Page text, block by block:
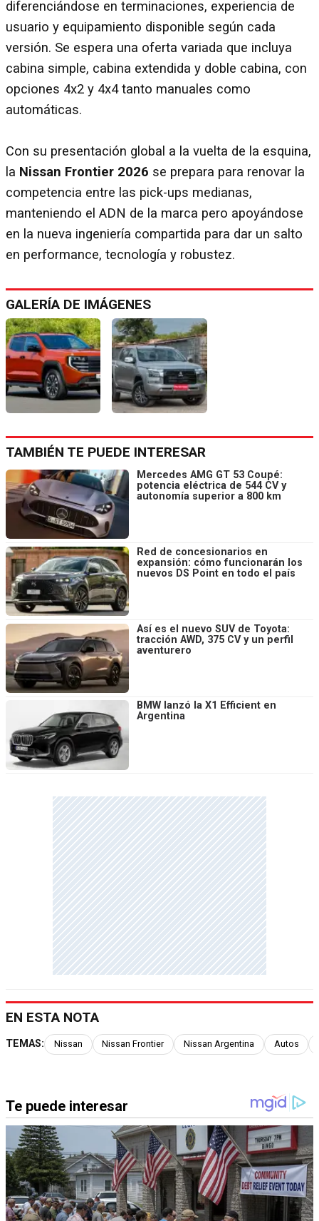
diferenciándose en terminaciones, experiencia de
usuario y equipamiento disponible según cada
versión. Se espera una oferta variada que incluya
cabina simple, cabina extendida y doble cabina, con
opciones 4x2 y 4x4 tanto manuales como
automáticas.
Con su presentación global a la vuelta de la esquina,
la Nissan Frontier 2026 se prepara para renovar la
competencia entre las pick-ups medianas,
manteniendo el ADN de la marca pero apoyándose
en la nueva ingeniería compartida para dar un salto
en performance, tecnología y robustez.
GALERÍA DE IMÁGENES
TAMBIÉN TE PUEDE INTERESAR
Mercedes AMG GT 53 Coupé:
potencia eléctrica de 544 CV y
autonomía superior a 800 km
Red de concesionarios en
expansión: cómo funcionarán los
nuevos DS Point en todo el país
Así es el nuevo SUV de Toyota:
tracción AWD, 375 CV y un perfil
aventurero
BMW lanzó la X1 Efficient en
Argentina
EN ESTA NOTA
TEMAS: Nissan Nissan Frontier Nissan Argentina Autos